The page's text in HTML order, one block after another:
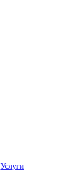
Услуги